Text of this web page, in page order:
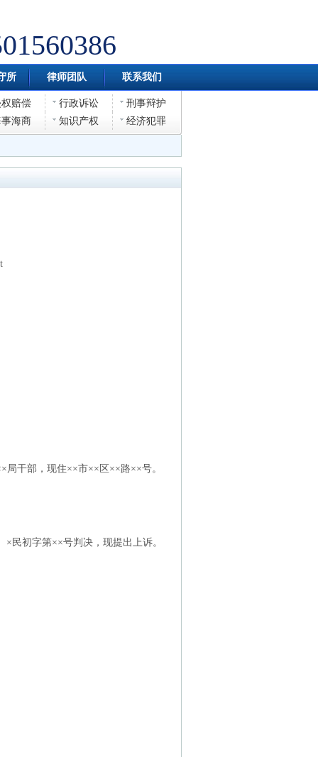
所 律师团队 联系我们
赔偿 行政诉讼
刑事辩护
海商 知识产权 经济犯罪
干部，现住××市××区××路××号。
民初字第××号判决，现提出上诉。